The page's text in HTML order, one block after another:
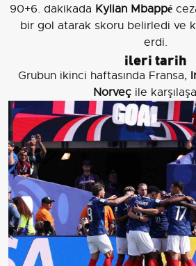
90+6. dakikada Kylian Mbappé
bir gol atarak skoru belirledi ve
erdi.
ileri tarih
Grubun ikinci haftasında Fransa,
Norveç ile